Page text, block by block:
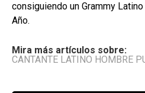
consiguiendo un Grammy
Año.
Mira más artículos sobre:
CANTANTE LATINO HOMBRE